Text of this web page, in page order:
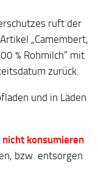
ruft der
„Camembert,
% Rohmilch“ mit
zurück.
und in Läden
nicht konsumieren
bzw. entsorgen